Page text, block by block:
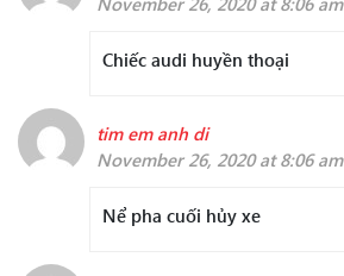
Chiếc audi huyền thoại
tim em anh di
November 26, 2020 at 8:06 am
Nể pha cuối hủy xe